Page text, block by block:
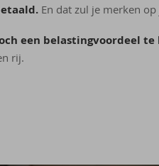
En dat zul je merken op
een belastingvoordeel
rij.